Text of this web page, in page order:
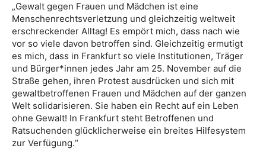
„Gewalt gegen Frauen und Mädchen ist eine
Menschenrechtsverletzung und gleichzeitig weltweit
erschreckender Alltag! Es empört mich, dass nach wie
vor so viele davon betroffen sind. Gleichzeitig ermutigt
es mich, dass in Frankfurt so viele Institutionen, Träger
und Bürger*innen jedes Jahr am 25. November auf die
Straße gehen, ihren Protest ausdrücken und sich mit
gewaltbetroffenen Frauen und Mädchen auf der ganzen
Welt solidarisieren. Sie haben ein Recht auf ein Leben
ohne Gewalt! In Frankfurt steht Betroffenen und
Ratsuchenden glücklicherweise ein breites Hilfesystem
zur Verfügung.“